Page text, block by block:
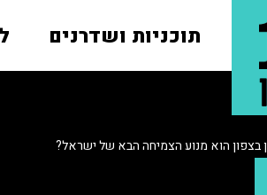
תוכניות ושדרנים
בצפון הוא מנוע הצמיחה הבא של ישראל?